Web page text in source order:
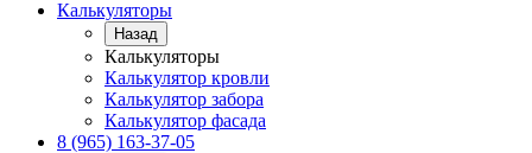
Калькуляторы
Назад
Калькуляторы
Калькулятор кровли
Калькулятор забора
Калькулятор фасада
8 (965) 163-37-05